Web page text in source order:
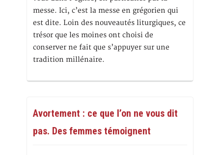
messe. Ici, c’est la messe en grégorien qui
est dite. Loin des nouveautés liturgiques, ce
trésor que les moines ont choisi de
conserver ne fait que s’appuyer sur une
tradition millénaire.
Avortement : ce que l’on ne vous dit
pas. Des femmes témoignent